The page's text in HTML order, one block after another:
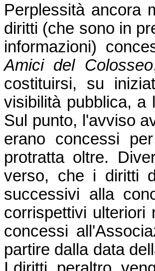
Perplessità ancora
diritti (che sono in
informazioni)
Amici del Colosseo
costituirsi, su
visibilità pubblica, a
Sul punto, l'avviso
erano concessi
protratta oltre.
verso, che i diritti
successivi alla
corrispettivi ulteriori
concessi
partire dalla data